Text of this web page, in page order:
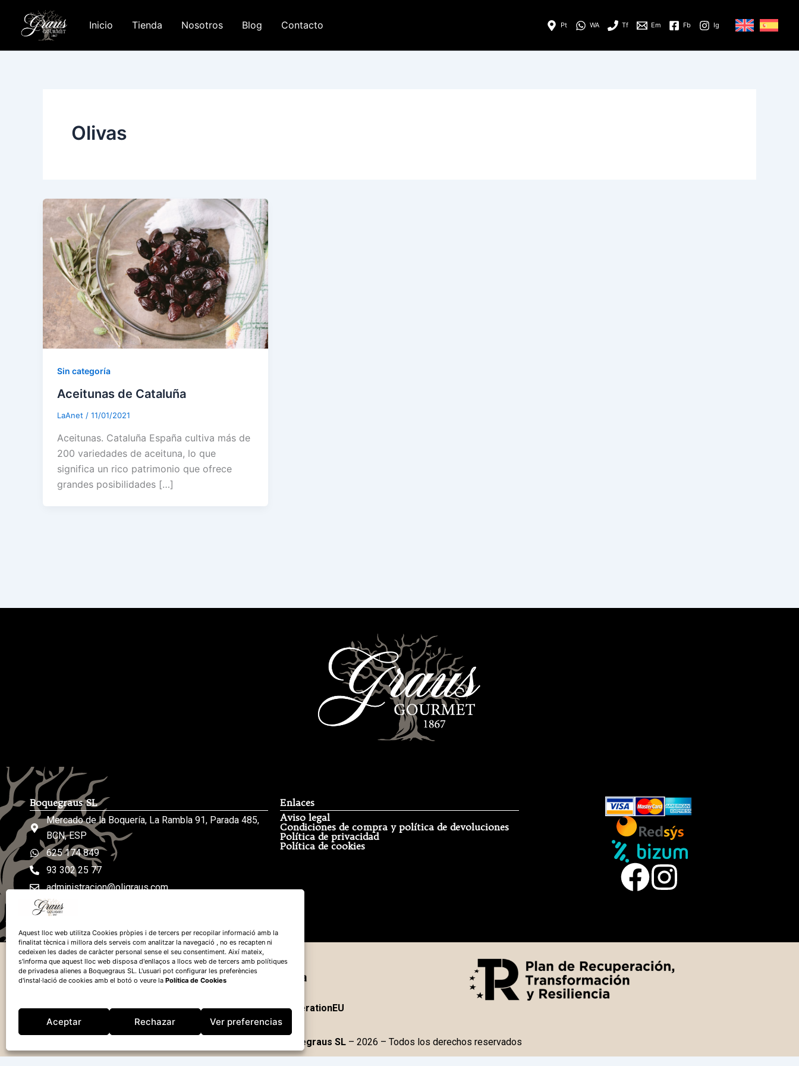
Aquest lloc web utilitza Cookies pròpies i de tercers per recopilar informació amb la
finalitat tècnica i millora dels serveis com analitzar la navegació , no es recapten ni
cedeixen les dades de caràcter personal sense el seu consentiment. Així mateix,
s'informa que aquest lloc web disposa d'enllaços a llocs web de tercers amb polítiques
de privadesa alienes a Boquegraus SL. L'usuari pot configurar les preferències
d'instal·lació de cookies amb el botó o veure la Política de Cookies
Aceptar Rechazar Ver preferencias
contenido
Inicio Tienda Nosotros Blog Contacto Pt WA Tf Em Fb Ig
Olivas
Sin categoría
Aceitunas de Cataluña
LaAnet / 11/01/2021
Aceitunas. Cataluña España cultiva más de
200 variedades de aceituna, lo que
significa un rico patrimonio que ofrece
grandes posibilidades […]
Boquegraus SL
Mercado de la Boquería, La Rambla 91, Parada 485,
BCN, ESP
625 174 849
93 302 25 77
administracion@oligraus.com
De lunes a sábados: de 8h a 19h
Enlaces
Aviso legal
Condiciones de compra y política de devoluciones
Política de privacidad
Política de cookies
Financiado por laUnión Europea – NextGenerationEU
Boquegraus SL– 2026 – Todos los derechos reservados